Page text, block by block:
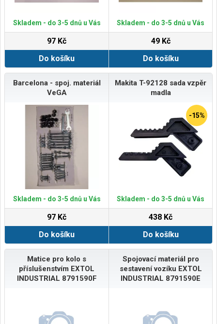
Skladem - do 3-5 dnů u Vás
97 Kč
Do košíku
Skladem - do 3-5 dnů u Vás
49 Kč
Do košíku
Barcelona - spoj. materiál
VeGA
Skladem - do 3-5 dnů u Vás
97 Kč
Do košíku
Makita T-92128 sada vzpěr
madla
-15%
Skladem - do 3-5 dnů u Vás
438 Kč
Do košíku
Matice pro kolo s
příslušenstvím EXTOL
INDUSTRIAL 8791590F
Spojovací materiál pro
sestavení vozíku EXTOL
INDUSTRIAL 8791590E